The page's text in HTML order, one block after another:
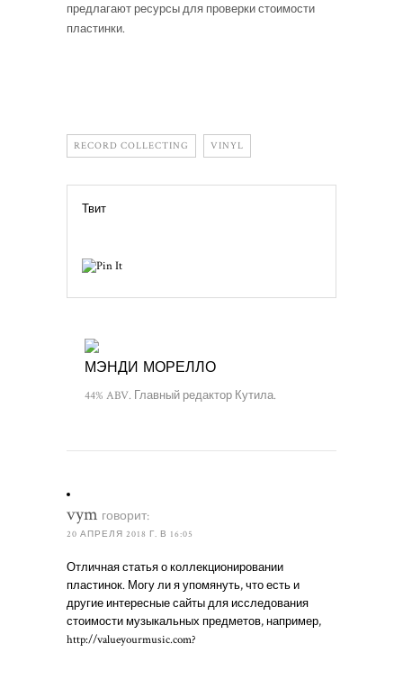
предлагают ресурсы для проверки стоимости
пластинки.
RECORD COLLECTING VINYL
Твит
МЭНДИ МОРЕЛЛО
44% ABV. Главный редактор Кутила.
vym говорит:
20 АПРЕЛЯ 2018 Г. В 16:05
Отличная статья о коллекционировании
пластинок. Могу ли я упомянуть, что есть и
другие интересные сайты для исследования
стоимости музыкальных предметов, например,
http://valueyourmusic.com?